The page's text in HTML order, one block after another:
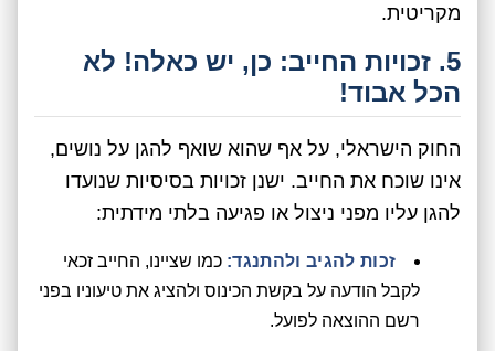
מקריטית.
5. זכויות החייב: כן, יש כאלה! לא
הכל אבוד!
החוק הישראלי, על אף שהוא שואף להגן על נושים,
אינו שוכח את החייב. ישנן זכויות בסיסיות שנועדו
להגן עליו מפני ניצול או פגיעה בלתי מידתית:
זכות להגיב ולהתנגד: כמו שציינו, החייב זכאי
לקבל הודעה על בקשת הכינוס ולהציג את טיעוניו בפני
רשם ההוצאה לפועל.